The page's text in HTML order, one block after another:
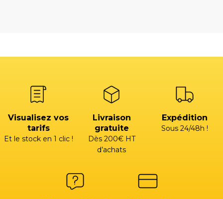
Visualisez vos
tarifs
Et le stock en 1 clic !
Livraison
gratuite
Dès 200€ HT
d’achats
Expédition
Sous 24/48h !